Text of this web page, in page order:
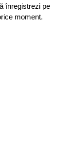
înregistrezi pe
moment.